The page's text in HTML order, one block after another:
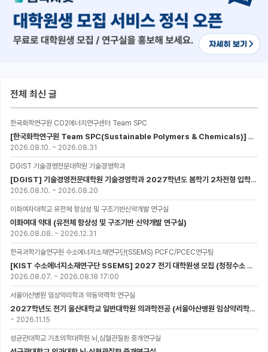
전체 최신 글
한국화학연구원 CO2에너지연구센터 Team SPC
[한국화학연구원 Team SPC(Sustainable Polymers & Chemicals)] 2027년 UST-KRICT 스쿨 대학원생 모집
2026.08.10. ~ 2026.08.31
DGIST 기술경영전문대학원 기술경영학과
[DGIST] 기술경영전문대학원 기술경영학과 2027학년도 봄학기 2차전형 입학설명회 개최
2026.08.10. ~ 2026.08.20
이화여자대학교 유전체 항상성 및 구조기반신약개발 연구실
이화여대 약대 (유전체 항상성 및 구조기반 신약개발 연구실)
2026.08.08. ~ 2026.12.31
한국과학기술연구원 수소에너지소재연구단(SSEMS) PCFC/PCEC연구팀
[KIST 수소에너지소재연구단 SSEMS] 2027 전기 대학원생 모집 (청정수소 생산/활용을 위한 프로톤 세라믹 전지)
2026.08.07. ~ 2026.08.18 17:00
서울아산병원 임상약리학과 약동약력학 연구실
2027학년도 전기 울산대학교 일반대학원 의과학전공 (서울아산병원 임상약리학과 약동약력학 연구실) 대학원생 모집공고
~ 2026.11.15
성균관대학교 기초의학대학원 뇌,심혈관질환 중개연구실